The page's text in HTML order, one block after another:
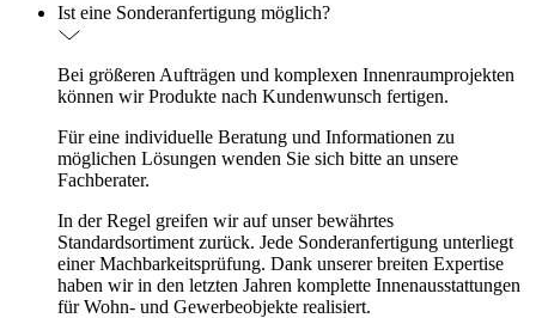
Ist eine Sonderanfertigung möglich?
Bei größeren Aufträgen und komplexen Innenraumprojekten
können wir Produkte nach Kundenwunsch fertigen.
Für eine individuelle Beratung und Informationen zu
möglichen Lösungen wenden Sie sich bitte an unsere
Fachberater.
In der Regel greifen wir auf unser bewährtes
Standardsortiment zurück. Jede Sonderanfertigung unterliegt
einer Machbarkeitsprüfung. Dank unserer breiten Expertise
haben wir in den letzten Jahren komplette Innenausstattungen
für Wohn- und Gewerbeobjekte realisiert.